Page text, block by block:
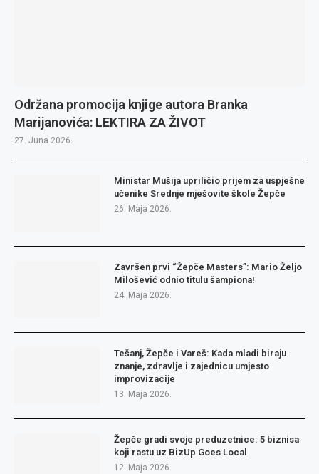
Održana promocija knjige autora Branka
Marijanovića: LEKTIRA ZA ŽIVOT
27. Juna 2026.
Ministar Mušija upriličio prijem za uspješne
učenike Srednje mješovite škole Žepče
26. Maja 2026.
Završen prvi “Žepče Masters”: Mario Željo
Milošević odnio titulu šampiona!
24. Maja 2026.
Tešanj, Žepče i Vareš: Kada mladi biraju
znanje, zdravlje i zajednicu umjesto
improvizacije
13. Maja 2026.
Žepče gradi svoje preduzetnice: 5 biznisa
koji rastu uz BizUp Goes Local
12. Maja 2026.